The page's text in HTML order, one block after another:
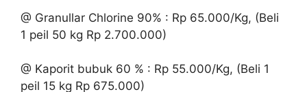
@ Granullar Chlorine 90% : Rp 65.000/Kg, (Beli
1 peil 50 kg Rp 2.700.000)
@ Kaporit bubuk 60 % : Rp 55.000/Kg, (Beli 1
peil 15 kg Rp 675.000)